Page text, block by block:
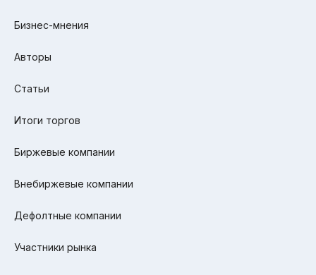
Бизнес-мнения
Авторы
Статьи
Итоги торгов
Биржевые компании
Внебиржевые компании
Дефолтные компании
Участники рынка